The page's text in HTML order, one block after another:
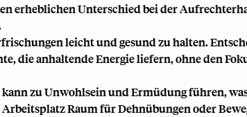
erheblichen Unterschied bei der
leicht und gesund zu halten.
die anhaltende Energie liefern, ohne den
zu Unwohlsein und Ermüdung führen,
Raum für Dehnübungen oder